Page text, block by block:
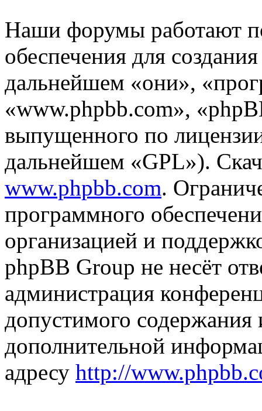
Наши форумы работают
обеспечения для
дальнейшем «они»,
«www.phpbb.com»,
выпущенного по
дальнейшем «GPL»).
www.phpbb.com.
программного
организацией и
phpBB Group не несёт
администрация
допустимого
дополнительной
адресу http://